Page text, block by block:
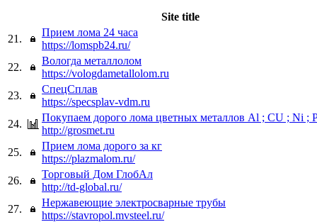
Site title
21.
Прием лома 24 часа
https://lomspb24.ru/
22.
Вологда металлолом
https://vologdametallolom.ru
23.
СпецСплав
https://specsplav-vdm.ru
24.
Покупаем дорого лома цветных металлов Al ; CU ; Ni ;
http://grosmet.ru
25.
Прием лома дорого за кг
https://plazmalom.ru/
26.
Торговый Дом ГлобАл
http://td-global.ru/
27.
Нержавеющие электросварные трубы
https://stavropol.mvsteel.ru/